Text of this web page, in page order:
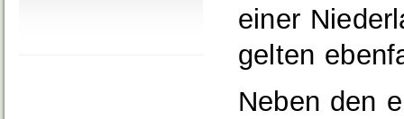
einer
gelten
Neben den